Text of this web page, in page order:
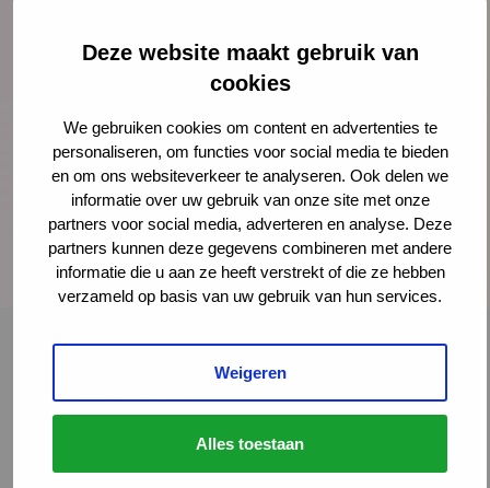
Deze website maakt gebruik van
cookies
We gebruiken cookies om content en advertenties te
personaliseren, om functies voor social media te bieden
en om ons websiteverkeer te analyseren. Ook delen we
informatie over uw gebruik van onze site met onze
partners voor social media, adverteren en analyse. Deze
partners kunnen deze gegevens combineren met andere
informatie die u aan ze heeft verstrekt of die ze hebben
verzameld op basis van uw gebruik van hun services.
Weigeren
Alles toestaan
universitaire wereld en de sector jeugdgezondheid
breng ik een brede ervaring met onderzoek, beleid,
mee.”
Neem contact op met Merian
Bouwmeester
" geeft vereiste velden aan